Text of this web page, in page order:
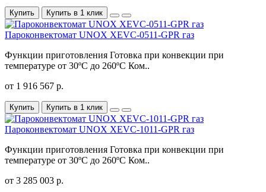
Купить Купить в 1 клик
Пароконвектомат UNOX XEVC-0511-GPR газ
Функции приготовления Готовка при конвекции при
температуре от 30ºС до 260ºС Ком..
от 1 916 567 р.
Купить Купить в 1 клик
Пароконвектомат UNOX XEVC-1011-GPR газ
Функции приготовления Готовка при конвекции при
температуре от 30ºС до 260ºС Ком..
от 3 285 003 р.